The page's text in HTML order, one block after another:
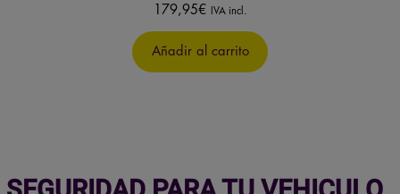
Añadir al carrito
SEGURIDAD PARA TU VEHICULO